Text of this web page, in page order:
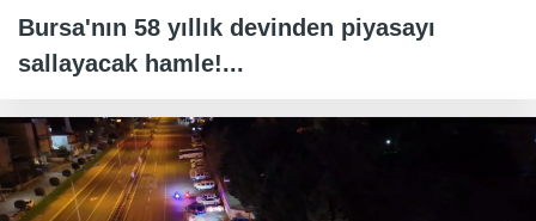
Bursa'nın 58 yıllık devinden piyasayı
sallayacak hamle!...